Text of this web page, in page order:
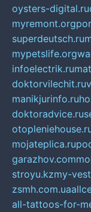
oysters-digital.ru
myremont.org
superdeutsch.ru
mypetslife.org
infoelectrik.ru
doktorvilechit.ru
manikjurinfo.ru
doktoradvice.ru
mojateplica.ru
garazhov.com
stroyu.kzmy-
zsmh.com.ua
all-tattoos-for-